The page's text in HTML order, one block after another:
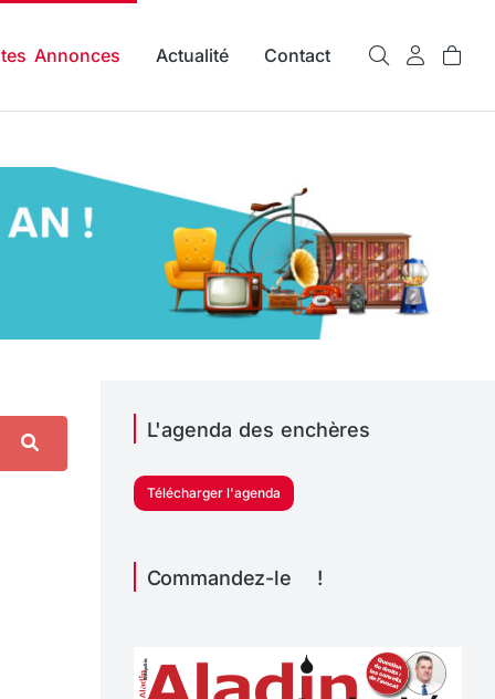
Annonces Actualité Contact
L'agenda des enchères
Télécharger l'agenda
Commandez-le !